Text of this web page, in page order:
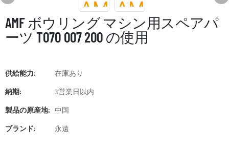
AMF ボウリング マシン用スペアパ
ーツ T070 007 200 の使用
供給能力:
在庫あり
納期:
3営業日以内
製品の原産地: 中国
ブランド:
永遠